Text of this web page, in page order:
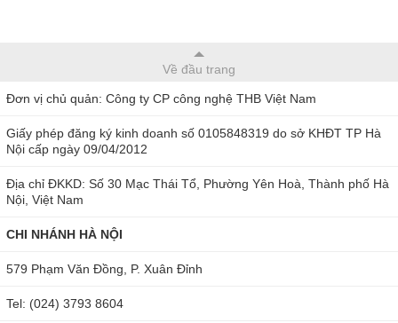
Về đầu trang
Đơn vị chủ quản: Công ty CP công nghệ THB Việt Nam
Giấy phép đăng ký kinh doanh số 0105848319 do sở KHĐT TP Hà
Nội cấp ngày 09/04/2012
Địa chỉ ĐKKD: Số 30 Mạc Thái Tổ, Phường Yên Hoà, Thành phố Hà
Nội, Việt Nam
CHI NHÁNH HÀ NỘI
579 Phạm Văn Đồng, P. Xuân Đỉnh
Tel: (024) 3793 8604